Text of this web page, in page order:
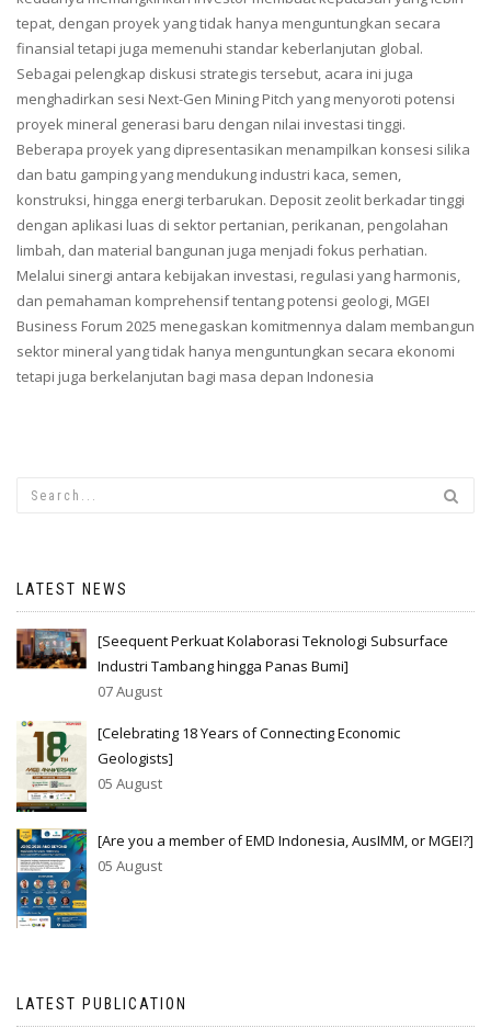
tepat, dengan proyek yang tidak hanya menguntungkan secara
finansial tetapi juga memenuhi standar keberlanjutan global.
Sebagai pelengkap diskusi strategis tersebut, acara ini juga
menghadirkan sesi Next-Gen Mining Pitch yang menyoroti potensi
proyek mineral generasi baru dengan nilai investasi tinggi.
Beberapa proyek yang dipresentasikan menampilkan konsesi silika
dan batu gamping yang mendukung industri kaca, semen,
konstruksi, hingga energi terbarukan. Deposit zeolit berkadar tinggi
dengan aplikasi luas di sektor pertanian, perikanan, pengolahan
limbah, dan material bangunan juga menjadi fokus perhatian.
Melalui sinergi antara kebijakan investasi, regulasi yang harmonis,
dan pemahaman komprehensif tentang potensi geologi, MGEI
Business Forum 2025 menegaskan komitmennya dalam membangun
sektor mineral yang tidak hanya menguntungkan secara ekonomi
tetapi juga berkelanjutan bagi masa depan Indonesia
LATEST NEWS
[Seequent Perkuat Kolaborasi Teknologi Subsurface
Industri Tambang hingga Panas Bumi]
07 August
[Celebrating 18 Years of Connecting Economic
Geologists]
05 August
[Are you a member of EMD Indonesia, AusIMM, or MGEI?]
05 August
LATEST PUBLICATION